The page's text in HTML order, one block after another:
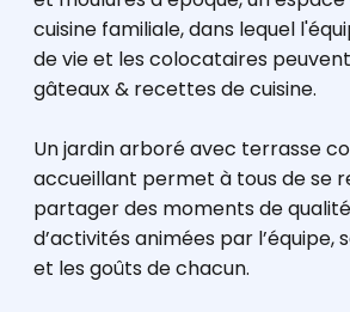
cuisine familiale, dans lequel
de vie et les colocataires
gâteaux & recettes de cuisine.
Un jardin arboré avec terrasse
accueillant permet à tous de se
partager des moments de
d’activités animées par l’équipe,
et les goûts de chacun.